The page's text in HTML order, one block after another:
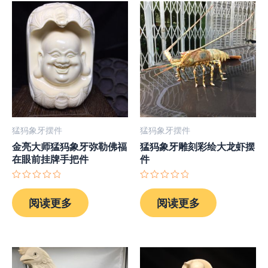
猛犸象牙摆件
金亮大师猛犸象牙弥勒佛福
在眼前挂牌手把件
分
0
&sol;
阅读更多
猛犸象牙摆件
猛犸象牙雕刻彩绘大龙虾摆
件
分
0
&sol;
阅读更多